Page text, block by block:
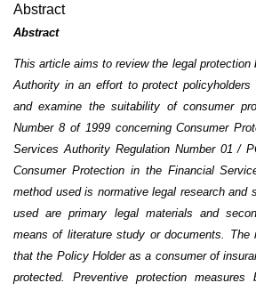
Abstract
Abstract
This article aims to review the legal protection
Authority in an effort to protect policyholders
and examine the suitability of consumer
Number 8 of 1999 concerning Consumer
Services Authority Regulation Number 01 /
Consumer Protection in the Financial
method used is normative legal research and
used are primary legal materials and
means of literature study or documents.
that the Policy Holder as a consumer of
protected. Preventive protection